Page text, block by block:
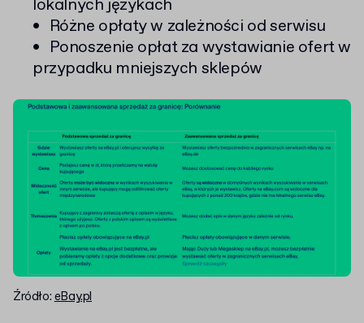
lokalnych językach
Różne opłaty w zależności od serwisu
Ponoszenie opłat za wystawianie ofert w
przypadku mniejszych sklepów
Źródło:eBay.pl